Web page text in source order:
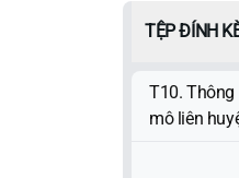
TỆP ĐÍNH
T10. Thông
mô liên